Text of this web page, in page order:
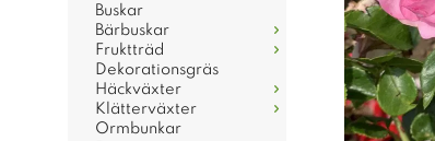
Buskar
Bärbuskar
Fruktträd
Dekorationsgräs
Häckväxter
Klätterväxter
Ormbunkar